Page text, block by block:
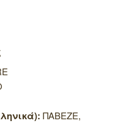
ΠΑΒΕΖΕ,